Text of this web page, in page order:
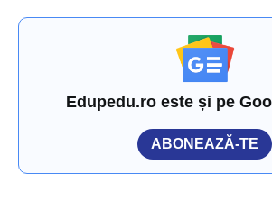
Edupedu.ro este și pe
ABONEAZĂ-TE